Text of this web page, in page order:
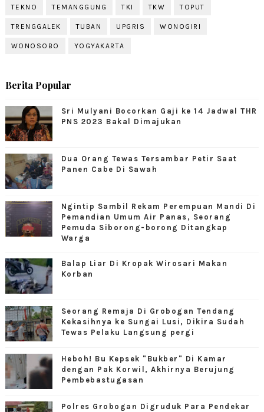
TEKNO TEMANGGUNG TKI TKW TOPUT
TRENGGALEK TUBAN UPGRIS WONOGIRI
WONOSOBO YOGYAKARTA
Berita Popular
Sri Mulyani Bocorkan Gaji ke 14 Jadwal THR
PNS 2023 Bakal Dimajukan
Dua Orang Tewas Tersambar Petir Saat
Panen Cabe Di Sawah
Ngintip Sambil Rekam Perempuan Mandi Di
Pemandian Umum Air Panas, Seorang
Pemuda Siborong-borong Ditangkap
Warga
Balap Liar Di Kropak Wirosari Makan
Korban
Seorang Remaja Di Grobogan Tendang
Kekasihnya ke Sungai Lusi, Dikira Sudah
Tewas Pelaku Langsung pergi
Heboh! Bu Kepsek "Bukber" Di Kamar
dengan Pak Korwil, Akhirnya Berujung
Pembebastugasan
Polres Grobogan Digruduk Para Pendekar